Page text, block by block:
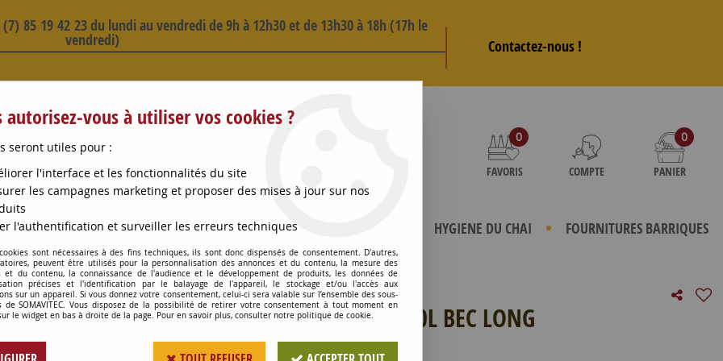
85 19 42 23 du lundi au vendredi de 9h à 12h30 et de 13h30 à 18h (17h le
vendredi) Contactez-nous !
0
FAVORIS COMPTE
0
PANIER
CONSOMMABLES OENOLOGIE HYGIENE DU CHAI FOURNITURES BARRIQUES
>BIDON A OUILLER INOX 10L BEC LONG
BIDON A OUILLER INOX 10L BEC LONG
autorisez-vous à utiliser vos cookies ?
seront utiles pour :
l'interface et les fonctionnalités du site
les campagnes marketing et proposer des mises à jour sur nos
l'authentification et surveiller les erreurs techniques
sont nécessaires à des fins techniques, ils sont donc dispensés de consentement. D'autres,
peuvent être utilisés pour la personnalisation des annonces et du contenu, la mesure des
et du contenu, la connaissance de l'audience et le développement de produits, les données de
précises et l'identification par le balayage de l'appareil, le stockage et/ou l'accès aux
sur un appareil. Si vous donnez votre consentement, celui-ci sera valable sur l’ensemble des sous-
de SOMAVITEC. Vous disposez de la possibilité de retirer votre consentement à tout moment en
le widget en bas à droite de la page. Pour en savoir plus, consulter notre politique de cookie.